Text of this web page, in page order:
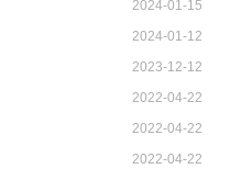
2024-01-15
2024-01-12
2023-12-12
2022-04-22
2022-04-22
2022-04-22